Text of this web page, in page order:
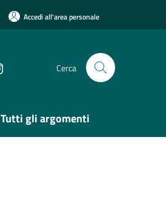
Accedi all'area personale
Cerca
Tutti gli argomenti